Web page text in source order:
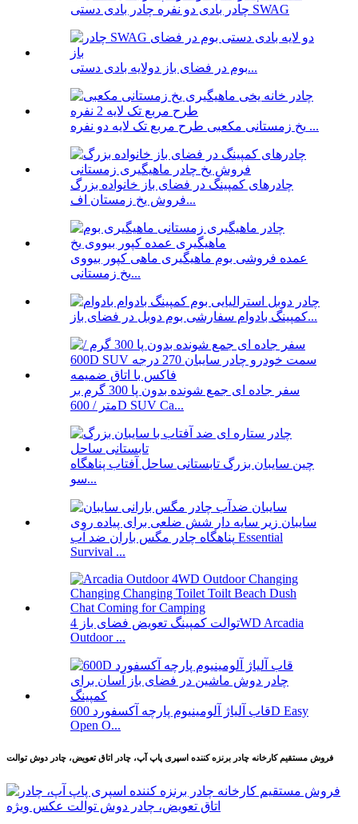
چادر بادی دو نفره چادر بادی دستی SWAG
بوم در فضای باز دولایه بادی دستی...
یخ زمستانی مکعبی طرح مربع تک لایه دو نفره ...
چادرهای کمپینگ در فضای باز خانواده بزرگ
فروش یخ زمستان اف...
عمده فروشی بوم ماهیگیری ماهی کپور بیووی
یخ زمستانی...
کمپینگ بادوام سفارشی بوم دوبل در فضای باز...
سفر جاده ای جمع شونده بدون پا 300 گرم بر
متر / 600D SUV Ca...
چین سایبان بزرگ تابستانی ساحل آفتاب پناهگاه
سو...
پناهگاه چادر مگس باران ضد آب Essential
Survival ...
توالت کمپینگ تعویض فضای باز 4WD Arcadia
Outdoor ...
قاب آلیاژ آلومینیوم پارچه آکسفورد 600D Easy
Open O...
فروش مستقیم کارخانه چادر برنزه کننده اسپری پاپ آپ، چادر اتاق تعویض، چادر دوش توالت